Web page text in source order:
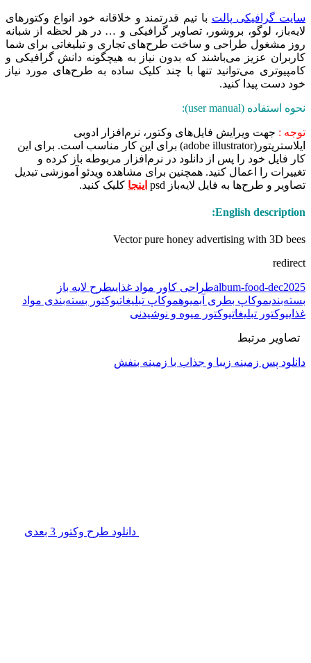
سایت گرافیکی پالت با تیم قدرتمند و خلاقانه خود انواع وکتورهای
لایه‌باز، لوگو، بروشور، تصاویر گرافیکی و … در هر لحظه از شبانه
روز مشغول طراحی و ساخت طرح‌های تجاری و تبلیغاتی برای شما
کاربران عزیز می‌باشند که بدون نیاز به هیچگونه دانش گرافیکی و
کامپیوتری می‌توانید تنها با چند کلیک ساده به طرح‌های مورد نیاز
خود دست پیدا کنید.
نحوه استفاده (user manual):
توجه : جهت ویرایش فایل‌های وکتور، نرم‌افزار ادوبی
ایلاستریتور(adobe illustrator) برای این کار مناسب است. برای این
کار فایل خود را پس از دانلود در نرم‌افزار مربوطه باز کرده و
تغییرات را اعمال کنید. همچنین برای مشاهده ویدئو آموزشی تبدیل
تصاویر و طرح‌ها به فایل لایه‌باز psd
اینجا کلیک کنید.
English description:
Vector pure honey advertising with 3D bees
redirect
album-food-dec2025طراحی کاور مواد غذاییطرح لایه باز
بسته‌بندیموکاپ بطری آبمیوهموکاپ تبلیغاتیوکتور بسته‌بندی مواد
غذاییوکتور تبلیغاتیوکتور میوه و نوشیدنی
تصاویر مرتبط
دانلود پس زمینه زیبا و جذاب با زمینه بنفش
دانلود طرح وکتور 3 بعدی